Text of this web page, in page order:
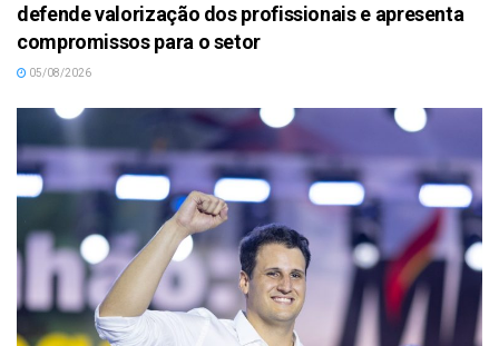
defende valorização dos profissionais e apresenta
compromissos para o setor
05/08/2026